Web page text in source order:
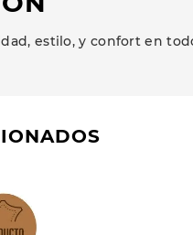
estilo, y confort en